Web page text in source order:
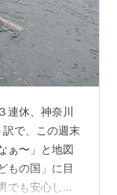
連休、神奈川
で、この週末
ぁ〜」と地図
もの国」に目
でも安心して